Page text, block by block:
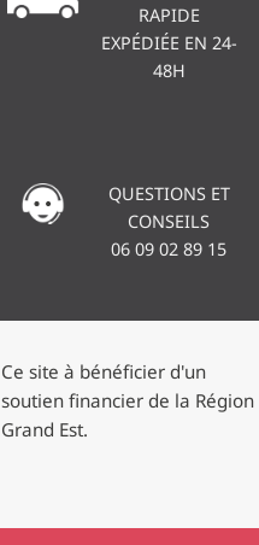
RAPIDE
EXPÉDIÉE EN 24-
48H
QUESTIONS ET
CONSEILS
06 09 02 89 15
Ce site à bénéficier d'un
soutien financier de la Région
Grand Est.